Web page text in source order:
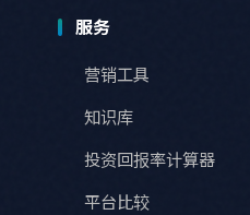
服务
营销工具
知识库
投资回报率计算器
平台比较